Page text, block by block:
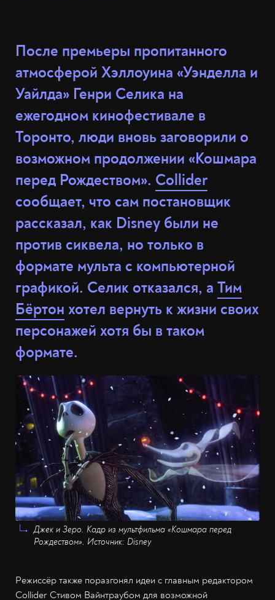
После премьеры пропитанного
атмосферой Хэллоуина «Уэнделла и
Уайлда» Генри Селика на
ежегодном кинофестивале в
Торонто, люди вновь заговорили о
возможном продолжении «Кошмара
перед Рождеством». Collider
сообщает, что сам постановщик
рассказал, как Disney были не
против сиквела, но только в
формате мульта с компьютерной
графикой. Селик отказался, а Тим
Бёртон хотел вернуть к жизни своих
персонажей хотя бы в таком
формате.
Джек и Зеро. Кадр из мультфильма «Кошмара перед
Рождеством». Источник: Disney
Режиссёр также поразгонял идеи с главным редактором
Collider Стивом Вайнтраубом для возможной